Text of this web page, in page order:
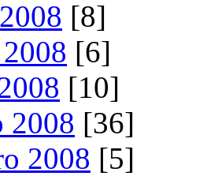
[8]
[6]
[10]
2008 [36]
2008 [5]